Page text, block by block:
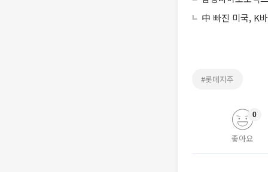
中 빠진 미국, K
#롯데지주
좋아요
0